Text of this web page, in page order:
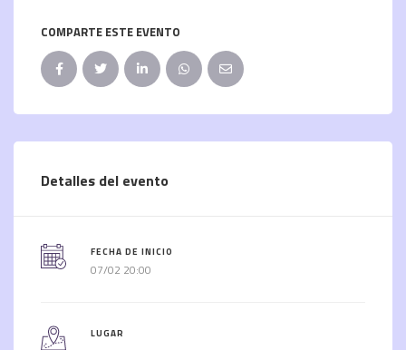
COMPARTE ESTE EVENTO
Detalles del evento
FECHA DE INICIO
07/02 20:00
LUGAR